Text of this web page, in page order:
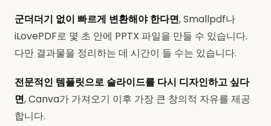
군더더기 없이 빠르게 변환해야 한다면, Smallpdf나
iLovePDF로 몇 초 안에 PPTX 파일을 만들 수 있습니다.
다만 결과물을 정리하는 데 시간이 들 수는 있습니다.
전문적인 템플릿으로 슬라이드를 다시 디자인하고 싶다
면, Canva가 가져오기 이후 가장 큰 창의적 자유를 제공
합니다.